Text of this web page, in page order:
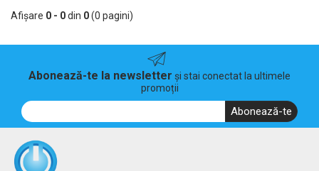
Afişare 0 - 0din 0(0 pagini)
Abonează-te la newsletter și stai conectat la ultimele
promoții
Abonează-te